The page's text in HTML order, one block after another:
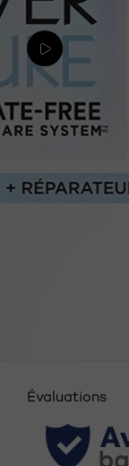
Évaluations